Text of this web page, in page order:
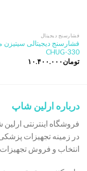
فشارسنج دیجیتال
فشارسنج دیجیتالی سیتیزن
CHUG-330
تومان ۱۰.۴۰۰.۰۰۰
درباره ارلین شاپ
فروشگاه اینترنتی
در زمینه تجهیزات
انتخاب و فروش